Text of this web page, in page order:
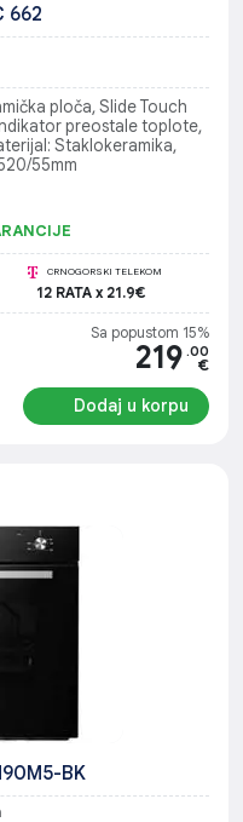
662
ploča, Slide Touch
preostale toplote,
Staklokeramika,
55mm
CRNOGORSKI TELEKOM
12 RATA x 21.9€
Sa popustom 15%
219 .00
€
Dodaj u korpu
BK